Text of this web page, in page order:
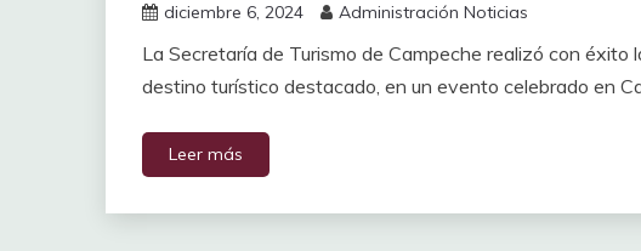
diciembre 6, 2024 Administración Noticias
La Secretaría de Turismo de Campeche realizó con
destino turístico destacado, en un evento celebrado en
Leer más